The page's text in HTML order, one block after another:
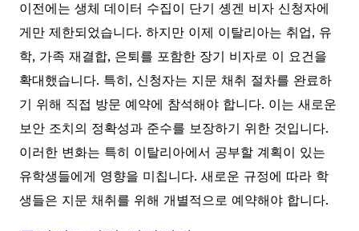
이전에는 생체 데이터 수집이 단기 솅겐 비자 신청자에
게만 제한되었습니다. 하지만 이제 이탈리아는 취업, 유
학, 가족 재결합, 은퇴를 포함한 장기 비자로 이 요건을
확대했습니다. 특히, 신청자는 지문 채취 절차를 완료하
기 위해 직접 방문 예약에 참석해야 합니다. 이는 새로운
보안 조치의 정확성과 준수를 보장하기 위한 것입니다.
이러한 변화는 특히 이탈리아에서 공부할 계획이 있는
유학생들에게 영향을 미칩니다. 새로운 규정에 따라 학
생들은 지문 채취를 위해 개별적으로 예약해야 합니다.